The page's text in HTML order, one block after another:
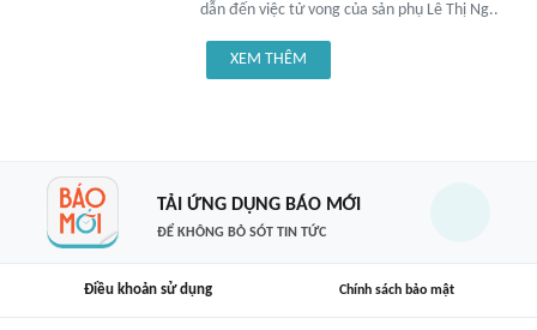
dẫn đến việc tử vong của sản phụ Lê Thị Ng..
XEM THÊM
TẢI ỨNG DỤNG BÁO MỚI
ĐỂ KHÔNG BỎ SÓT TIN TỨC
Điều khoản sử dụng Chính sách bảo mật